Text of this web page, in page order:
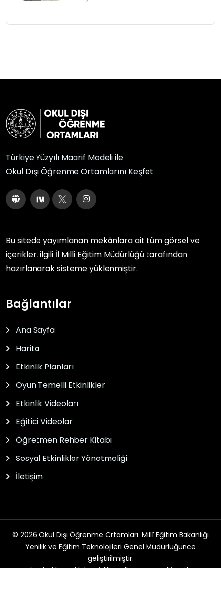
Türkiye Yüzyılı Maarif Modeli ile
Okul Dışı Öğrenme Ortamlarını Keşfet
Bu sitede yayımlanan mekânlara ait tüm görsel ve
içerikler, ilgili İl Millî Eğitim Müdürlüğü tarafından
hazırlanarak sisteme yüklenmiştir.
Bağlantılar
Ana Sayfa
Harita
Etkinlik Planları
Oyun Temelli Etkinlikler
Etkinlik Videoları
Eğitici Videolar
Öğretmen Rehber Kitabı
Sosyal Etkinlikler Yönetmeliği
İletişim
© 2026 Okul Dışı Öğrenme Ortamları. Millî Eğitim Bakanlığı
Yenilik ve Eğitim Teknolojileri Genel Müdürlüğünce
geliştirilmiştir.
Tüm hakları saklıdır. Gizlilik, Kullanım ve Telif Hakları